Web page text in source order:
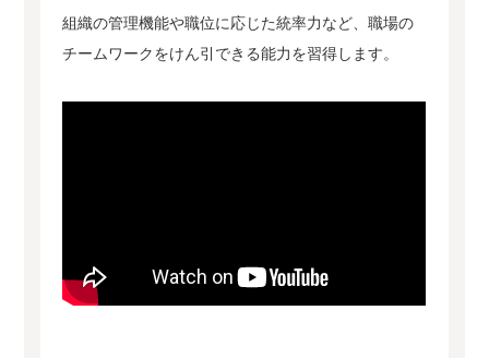
組織の管理機能や職位に応じた統率力など、職場の
チームワークをけん引できる能力を習得します。